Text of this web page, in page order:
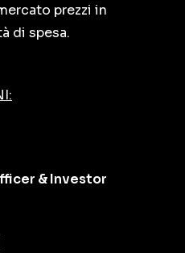
prezzi in
di spesa.
& Investor